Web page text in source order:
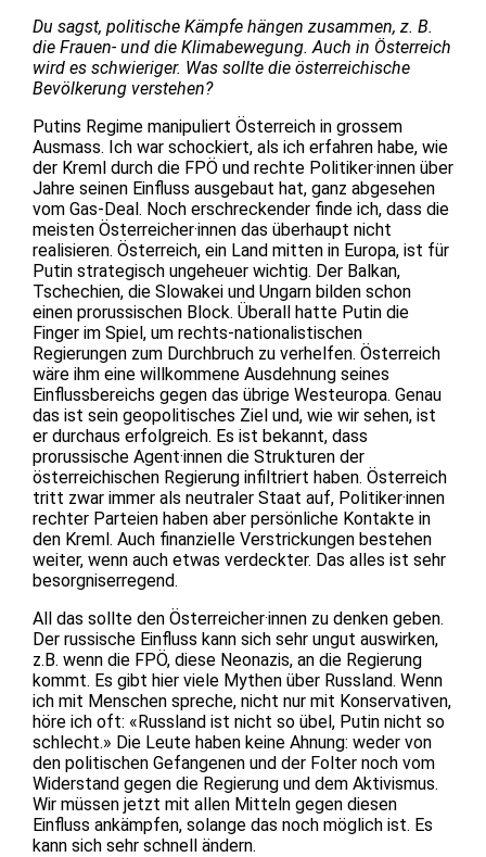
Du sagst, politische Kämpfe hängen zusammen, z. B.
die Frauen- und die Klimabewegung. Auch in Österreich
wird es schwieriger. Was sollte die österreichische
Bevölkerung verstehen?
Putins Regime manipuliert Österreich in grossem
Ausmass. Ich war schockiert, als ich erfahren habe, wie
der Kreml durch die FPÖ und rechte Politiker·innen über
Jahre seinen Einfluss ausgebaut hat, ganz abgesehen
vom Gas-Deal. Noch erschreckender finde ich, dass die
meisten Österreicher·innen das überhaupt nicht
realisieren. Österreich, ein Land mitten in Europa, ist für
Putin strategisch ungeheuer wichtig. Der Balkan,
Tschechien, die Slowakei und Ungarn bilden schon
einen prorussischen Block. Überall hatte Putin die
Finger im Spiel, um rechts-nationalistischen
Regierungen zum Durchbruch zu verhelfen. Österreich
wäre ihm eine willkommene Ausdehnung seines
Einflussbereichs gegen das übrige Westeuropa. Genau
das ist sein geopolitisches Ziel und, wie wir sehen, ist
er durchaus erfolgreich. Es ist bekannt, dass
prorussische Agent·innen die Strukturen der
österreichischen Regierung infiltriert haben. Österreich
tritt zwar immer als neutraler Staat auf, Politiker·innen
rechter Parteien haben aber persönliche Kontakte in
den Kreml. Auch finanzielle Verstrickungen bestehen
weiter, wenn auch etwas verdeckter. Das alles ist sehr
besorgniserregend.
All das sollte den Österreicher·innen zu denken geben.
Der russische Einfluss kann sich sehr ungut auswirken,
z.B. wenn die FPÖ, diese Neonazis, an die Regierung
kommt. Es gibt hier viele Mythen über Russland. Wenn
ich mit Menschen spreche, nicht nur mit Konservativen,
höre ich oft: «Russland ist nicht so übel, Putin nicht so
schlecht.» Die Leute haben keine Ahnung: weder von
den politischen Gefangenen und der Folter noch vom
Widerstand gegen die Regierung und dem Aktivismus.
Wir müssen jetzt mit allen Mitteln gegen diesen
Einfluss ankämpfen, solange das noch möglich ist. Es
kann sich sehr schnell ändern.